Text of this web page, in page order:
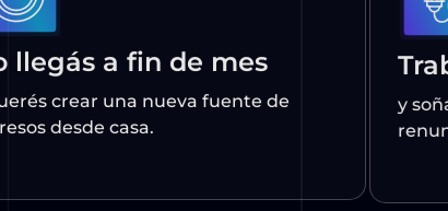
llegás a fin de mes
crear una nueva fuente de
desde casa.
y